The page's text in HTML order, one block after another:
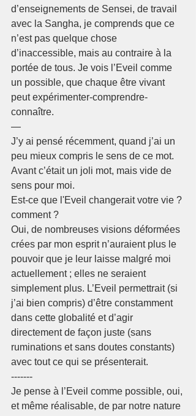
d’enseignements de Sensei, de travail
avec la Sangha, je comprends que ce
n’est pas quelque chose
d’inaccessible, mais au contraire à la
portée de tous. Je vois l’Eveil comme
un possible, que chaque être vivant
peut expérimenter-comprendre-
connaître.
—
J’y ai pensé récemment, quand j’ai un
peu mieux compris le sens de ce mot.
Avant c’était un joli mot, mais vide de
sens pour moi.
Est-ce que l'Eveil changerait votre vie ?
comment ?
Oui, de nombreuses visions déformées
crées par mon esprit n’auraient plus le
pouvoir que je leur laisse malgré moi
actuellement ; elles ne seraient
simplement plus. L’Eveil permettrait (si
j’ai bien compris) d’être constamment
dans cette globalité et d’agir
directement de façon juste (sans
ruminations et sans doutes constants)
avec tout ce qui se présenterait.
-------
Je pense à l’Eveil comme possible, oui,
et même réalisable, de par notre nature